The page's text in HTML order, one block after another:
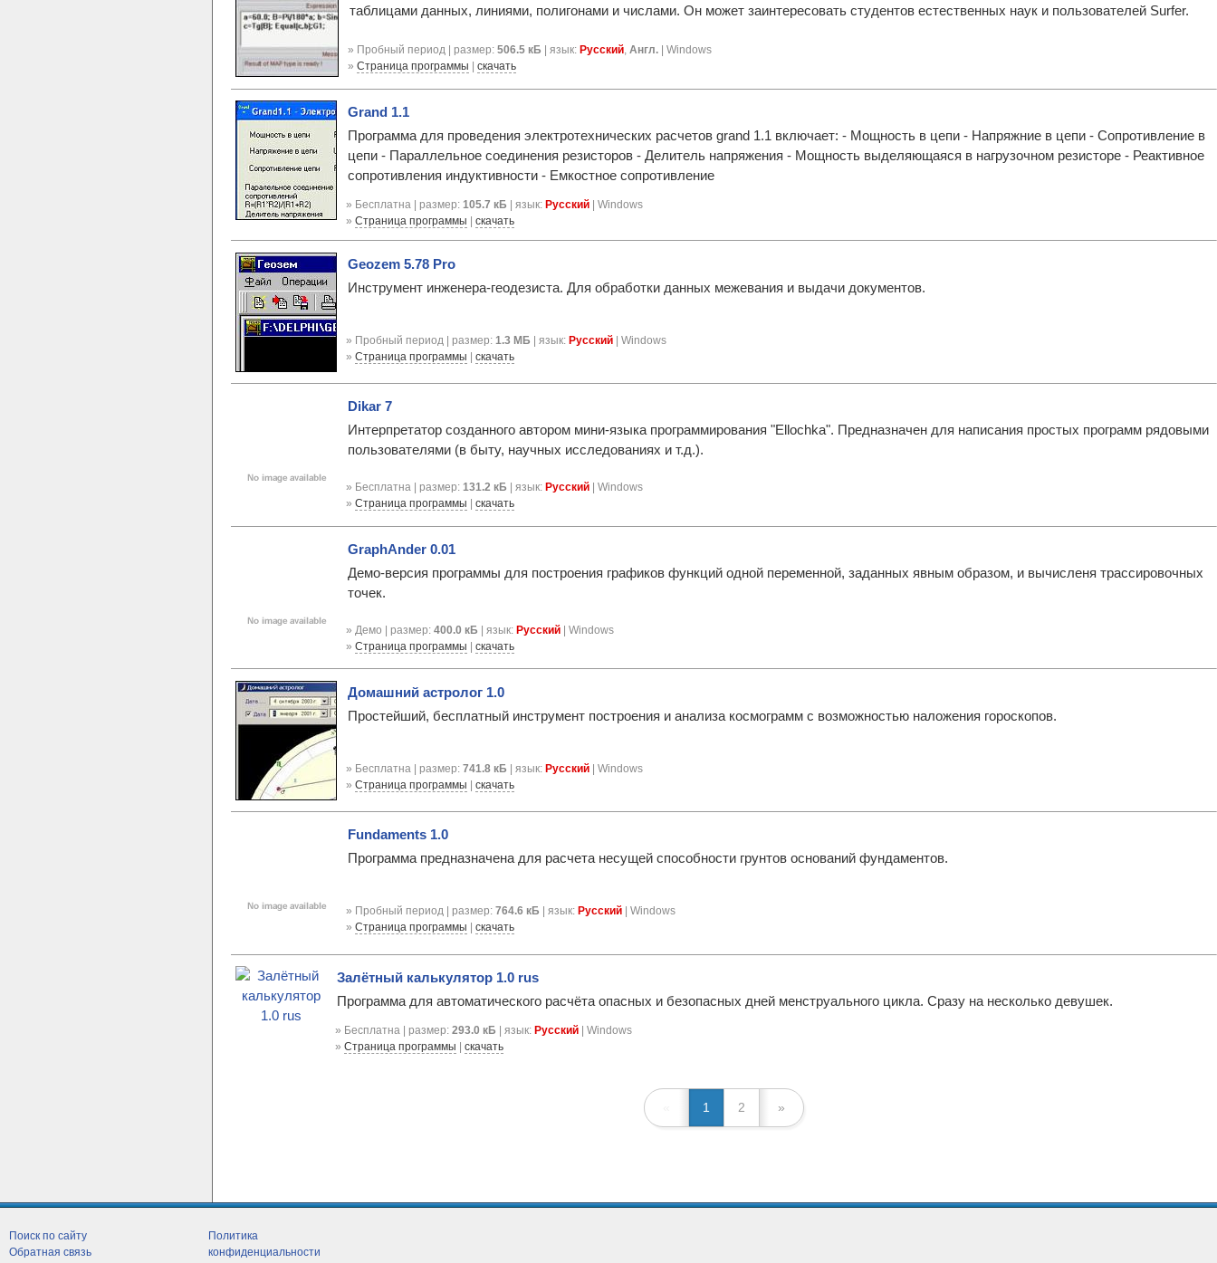
таблицами данных, линиями, полигонами и числами. Он может заинтересовать студентов естественных наук и пользователей Surfer.
» Пробный период | размер: 506.5 кБ | язык: Русский, Англ. | Windows
» Страница программы скачать
Grand 1.1
Программа для проведения электротехнических расчетов grand 1.1 включает: - Мощность в цепи - Напряжние в цепи - Сопротивление в
цепи - Параллельное соединения резисторов - Делитель напряжения - Мощность выделяющаяся в нагрузочном резисторе - Реактивное
сопротивления индуктивности - Емкостное сопротивление
» Бесплатна | размер: 105.7 кБ | язык: Русский | Windows
» Страница программы скачать
Geozem 5.78 Pro
Инструмент инженера-геодезиста. Для обработки данных межевания и выдачи документов.
» Пробный период | размер: 1.3 МБ | язык: Русский | Windows
» Страница программы | скачать
Dikar 7
Интерпретатор созданного автором мини-языка программирования "Ellochka". Предназначен для написания простых программ рядовыми
пользователями (в быту, научных исследованиях и т.д.).
» Бесплатна | размер: 131.2 кБ | язык: Русский | Windows
» Страница программы скачать
GraphAnder 0.01
Демо-версия программы для построения графиков функций одной переменной, заданных явным образом, и вычисленя трассировочных
точек.
» Демо | размер: 400.0 кБ | язык: Русский | Windows
» Страница программы | скачать
Домашний астролог 1.0
Простейший, бесплатный инструмент построения и анализа космограмм с возможностью наложения гороскопов.
» Бесплатна | размер: 741.8 кБ | язык: Русский | Windows
» Страница программы | скачать
Fundaments 1.0
Программа предназначена для расчета несущей способности грунтов оснований фундаментов.
» Пробный период | размер: 764.6 кБ | язык: Русский | Windows
» Страница программы скачать
Залётный калькулятор 1.0 rus
Программа для автоматического расчёта опасных и безопасных дней менструального цикла. Сразу на несколько девушек.
» Бесплатна | размер: 293.0 кБ | язык: Русский | Windows
» Страница программы | скачать
1 2 »
Поиск по сайту
Обратная связь
Политика
конфиденциальности